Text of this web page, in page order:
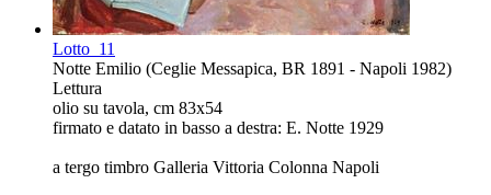
Lotto 11
Notte Emilio (Ceglie Messapica, BR 1891 - Napoli 1982)
Lettura
olio su tavola, cm 83x54
firmato e datato in basso a destra: E. Notte 1929
a tergo timbro Galleria Vittoria Colonna Napoli